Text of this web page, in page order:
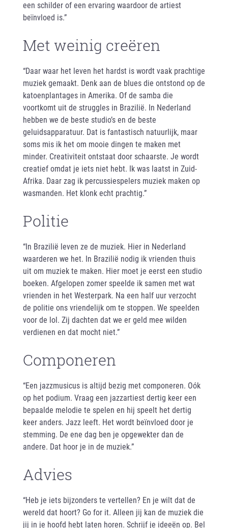
een schilder of een ervaring waardoor de artiest
beïnvloed is.”
Met weinig creëren
“Daar waar het leven het hardst is wordt vaak prachtige
muziek gemaakt. Denk aan de blues die ontstond op de
katoenplantages in Amerika. Of de samba die
voortkomt uit de struggles in Brazilië. In Nederland
hebben we de beste studio’s en de beste
geluidsapparatuur. Dat is fantastisch natuurlijk, maar
soms mis ik het om mooie dingen te maken met
minder. Creativiteit ontstaat door schaarste. Je wordt
creatief omdat je iets niet hebt. Ik was laatst in Zuid-
Afrika. Daar zag ik percussiespelers muziek maken op
wasmanden. Het klonk echt prachtig.”
Politie
“In Brazilië leven ze de muziek. Hier in Nederland
waarderen we het. In Brazilië nodig ik vrienden thuis
uit om muziek te maken. Hier moet je eerst een studio
boeken. Afgelopen zomer speelde ik samen met wat
vrienden in het Westerpark. Na een half uur verzocht
de politie ons vriendelijk om te stoppen. We speelden
voor de lol. Zij dachten dat we er geld mee wilden
verdienen en dat mocht niet.”
Componeren
“Een jazzmusicus is altijd bezig met componeren. Oók
op het podium. Vraag een jazzartiest dertig keer een
bepaalde melodie te spelen en hij speelt het dertig
keer anders. Jazz leeft. Het wordt beïnvloed door je
stemming. De ene dag ben je opgewekter dan de
andere. Dat hoor je in de muziek.”
Advies
“Heb je iets bijzonders te vertellen? En je wilt dat de
wereld dat hoort? Go for it. Alleen jij kan de muziek die
jij in je hoofd hebt laten horen. Schrijf je ideeën op. Bel